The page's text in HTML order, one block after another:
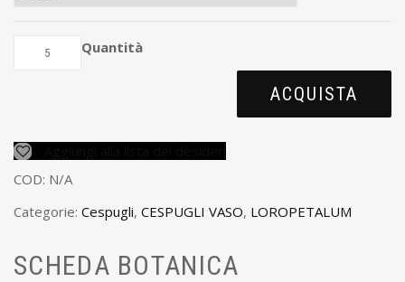
Quantità
ACQUISTA
COD: N/A
Categorie: Cespugli, CESPUGLI VASO, LOROPETALUM
SCHEDA BOTANICA